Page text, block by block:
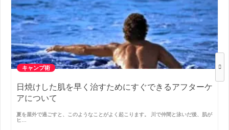
キャンプ術
日焼けした肌を早く治すためにすぐできるアフターケ
アについて
夏を屋外で過ごすと、このようなことがよく起こります。 川で仲間と泳いだ後、肌が
ヒ…